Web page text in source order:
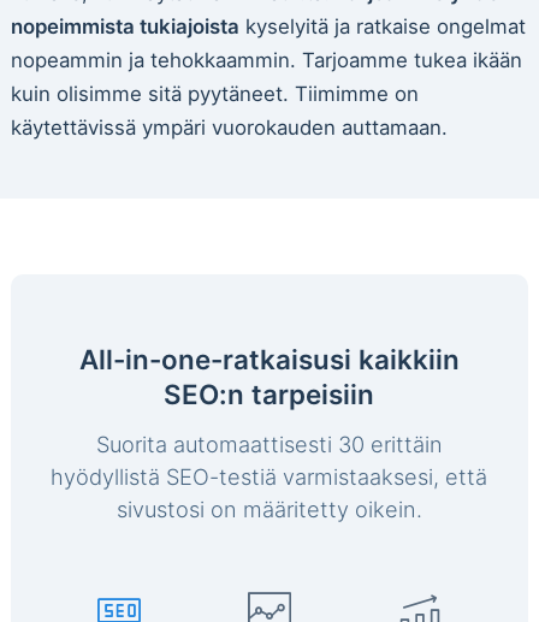
nopeimmista tukiajoista kyselyitä ja ratkaise ongelmat
nopeammin ja tehokkaammin. Tarjoamme tukea ikään
kuin olisimme sitä pyytäneet. Tiimimme on
käytettävissä ympäri vuorokauden auttamaan.
All-in-one-ratkaisusi kaikkiin
SEO:n tarpeisiin
Suorita automaattisesti 30 erittäin
hyödyllistä SEO-testiä varmistaaksesi, että
sivustosi on määritetty oikein.